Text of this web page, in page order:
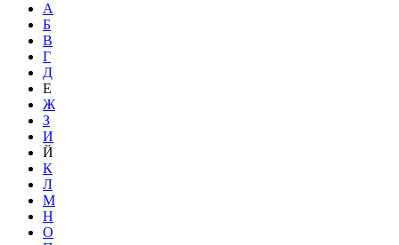
А
Б
В
Г
Д
Е
Ж
З
И
Й
К
Л
М
Н
О